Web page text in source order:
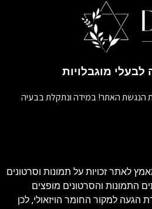
מוגבלויות
הנגשת האתר! במידה ונתקלת בבעיה
לאתר זכויות על תמונות וסרטונים
התמונות והסרטונים מופצים
למקור החומר הויזאולי, לכן